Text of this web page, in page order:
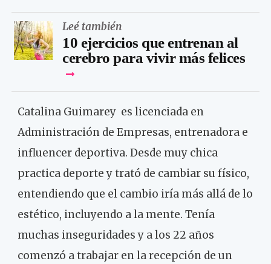
Leé también
10 ejercicios que entrenan al
cerebro para vivir más felices
Catalina Guimarey es licenciada en
Administración de Empresas, entrenadora e
influencer deportiva. Desde muy chica
practica deporte y trató de cambiar su físico,
entendiendo que el cambio iría más allá de lo
estético, incluyendo a la mente. Tenía
muchas inseguridades y a los 22 años
comenzó a trabajar en la recepción de un